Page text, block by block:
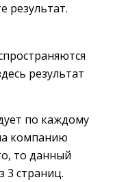
результат.
результат
по каждому
компанию
то данный
3 страниц.